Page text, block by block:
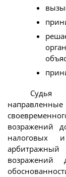
Судья
возражений
налоговых
возражений